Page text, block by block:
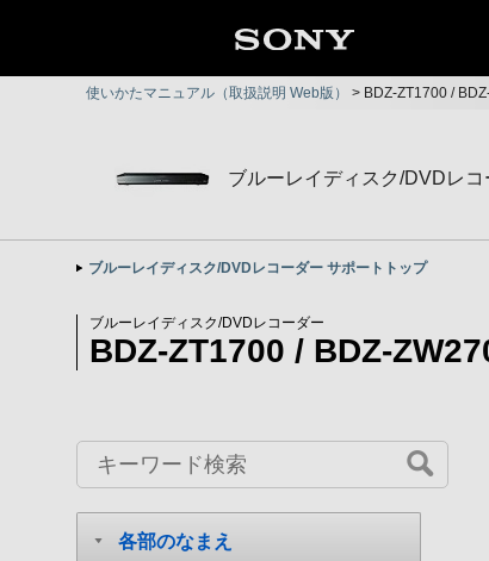
使いかたマニュアル（取扱説明 Web版） > BDZ-ZT1700 /
ブルーレイディスク/DVDレコ
ブルーレイディスク/DVDレコーダー サポートトップ
ブルーレイディスク/DVDレコーダー
BDZ-ZT1700 / BDZ-
各部のなまえ